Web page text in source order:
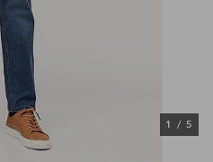
1 / 5